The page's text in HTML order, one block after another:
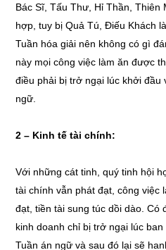
Bác Sĩ, Tấu Thư, Hỉ Thần, Thiên
hợp, tuy bị Quả Tú, Điếu Khách
Tuần hóa giải nên không có gì
này mọi công việc làm ăn được
điều phải bị trở ngại lúc khởi đầu
ngữ.
2 – Kinh tế tài chính:
Với những cát tinh, quý tinh hội
tài chính vẫn phát đạt, công việc
đạt, tiền tài sung túc dồi dào. Có
kinh doanh chỉ bị trở ngại lúc
Tuần án ngữ và sau đó lại sẽ